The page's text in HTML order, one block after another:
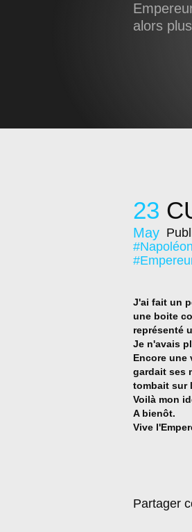
alors
23
May
J'ai fait un
une boite
représenté
Je n'avais
Encore une
gardait ses
tombait sur
Voilà mon
A bienôt.
Vive
Partager